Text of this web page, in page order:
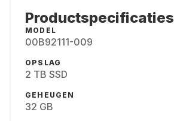
Productspecificaties
MODEL
00B92111-009
OPSLAG
2 TB SSD
GEHEUGEN
32 GB